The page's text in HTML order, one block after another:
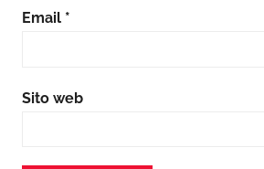
Email *
Sito web